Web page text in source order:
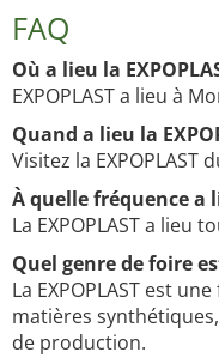
FAQ
Où a lieu la
EXPOPLAST a lieu à
Quand a lieu la
Visitez la EXPOPLAST
À quelle fréquence a
La EXPOPLAST a lieu
Quel genre de foire
La EXPOPLAST est
matières
de production.